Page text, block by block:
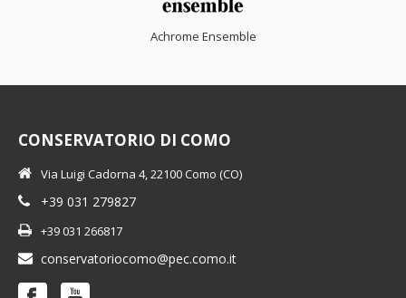
Achrome Ensemble
CONSERVATORIO DI COMO
Via Luigi Cadorna 4, 22100 Como (CO)
+39 031 279827
+39 031 266817
conservatoriocomo@pec.como.it